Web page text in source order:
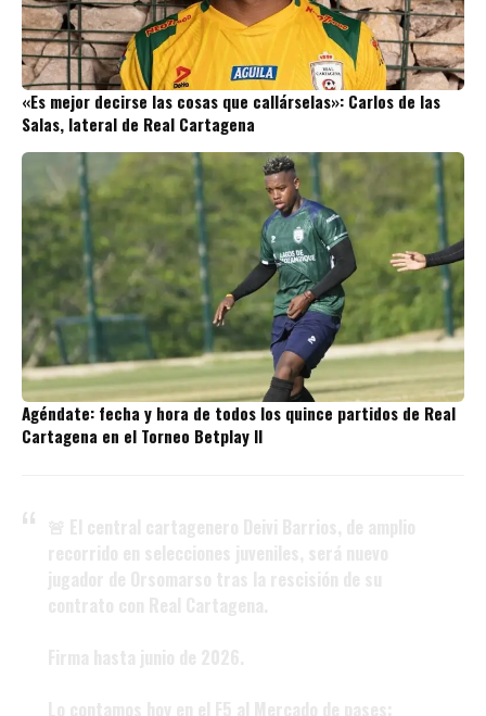
«Es mejor decirse las cosas que callárselas»: Carlos de las
Salas, lateral de Real Cartagena
Agéndate: fecha y hora de todos los quince partidos de Real
Cartagena en el Torneo Betplay II